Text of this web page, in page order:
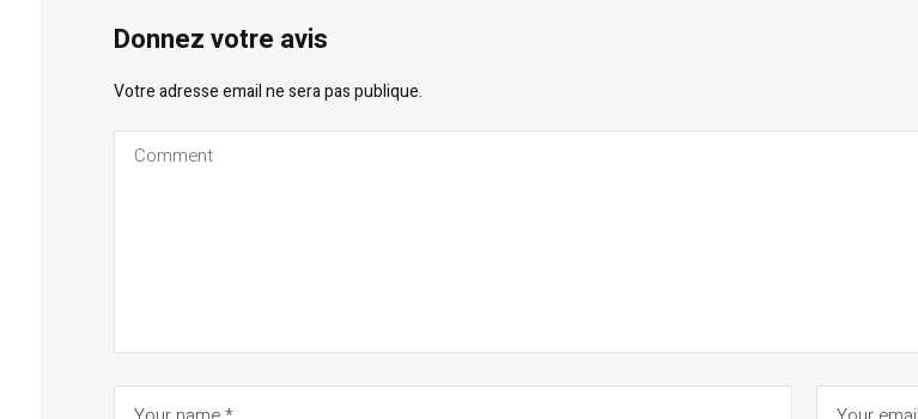
Donnez votre avis
Votre adresse email ne sera pas publique.